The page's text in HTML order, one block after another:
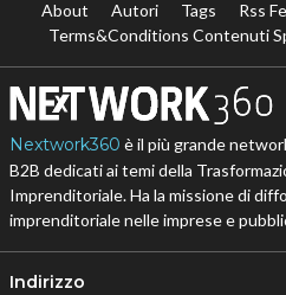
About Autori Tags Rss
Terms&Conditions Contenuti
Nextwork360 è il più grande
B2B dedicati ai temi della
Imprenditoriale. Ha la missione di
imprenditoriale nelle imprese e
Indirizzo